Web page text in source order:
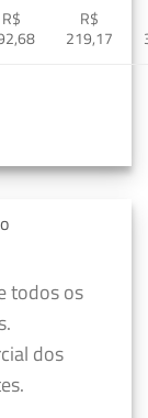
R$
R$
219,17
todos os
dos